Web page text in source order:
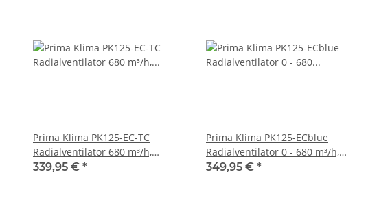
Prima Klima PK125-EC-TC
Radialventilator 680 m³/h,
Temp./Drehzahl, Flansch: 125
339,95 € *
Prima Klima PK125-ECblue
Radialventilator 0 - 680 m³/h,
Flansch: 125 - RJ-Anschluss
349,95 € *